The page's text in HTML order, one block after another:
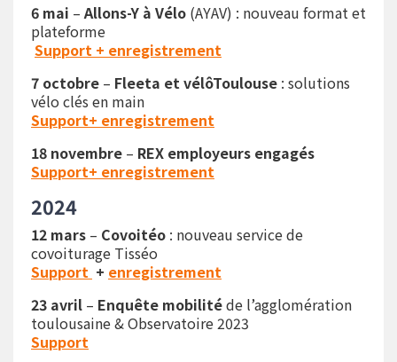
6 mai –Allons-Y à Vélo (AYAV) : nouveau format et
plateforme
Support + enregistrement
7 octobre – Fleeta et vélôToulouse : solutions
vélo clés en main
Support+ enregistrement
18 novembre – REX employeurs engagés
Support+ enregistrement
2024
12 mars – Covoitéo : nouveau service de
covoiturage Tisséo
Support + enregistrement
23 avril – Enquête mobilitéde l’agglomération
toulousaine & Observatoire 2023
Support